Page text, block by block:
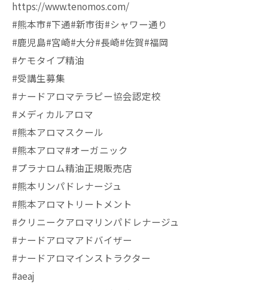
https://www.tenomos.com/
#熊本市#下通#新市街#シャワー通り
#鹿児島#宮崎#大分#長崎#佐賀#福岡
#ケモタイプ精油
#受講生募集
#ナードアロマテラピー協会認定校
#メディカルアロマ
#熊本アロマスクール
#熊本アロマ#オーガニック
#プラナロム精油正規販売店
#熊本リンパドレナージュ
#熊本アロマトリートメント
#クリニークアロマリンパドレナージュ
#ナードアロマアドバイザー
#ナードアロマインストラクター
#aeaj